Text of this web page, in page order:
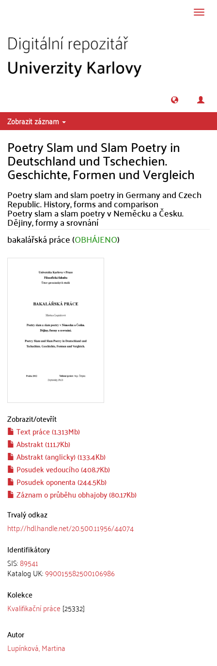
Zobrazit záznam
Poetry Slam und Slam Poetry in
Deutschland und Tschechien.
Geschichte, Formen und Vergleich
Poetry slam and slam poetry in Germany and Czech
Republic. History, forms and comparison
Poetry slam a slam poetry v Neměcku a Česku.
Dějiny, formy a srovnání
bakalářská práce (OBHÁJENO)
Zobrazit/otevřít
Text práce (1.313Mb)
Abstrakt (111.7Kb)
Abstrakt (anglicky) (133.4Kb)
Posudek vedoucího (408.7Kb)
Posudek oponenta (244.5Kb)
Záznam o průběhu obhajoby (80.17Kb)
Trvalý odkaz
http://hdl.handle.net/20.500.11956/44074
Identifikátory
SIS:89541
Katalog UK:990015582500106986
Kolekce
Kvalifikační práce [25332]
Autor
Lupínková, Martina